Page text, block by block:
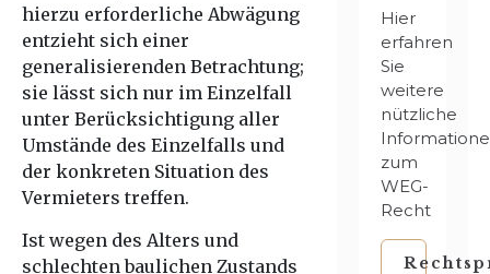
hierzu erforderliche Abwägung
entzieht sich einer
generalisierenden Betrachtung;
sie lässt sich nur im Einzelfall
unter Berücksichtigung aller
Umstände des Einzelfalls und
der konkreten Situation des
Vermieters treffen.
Ist wegen des Alters und
schlechten baulichen Zustands
Hier
erfahren
Sie
weitere
nützliche
zum
WEG-
Recht